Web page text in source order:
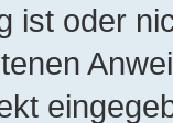
ist oder